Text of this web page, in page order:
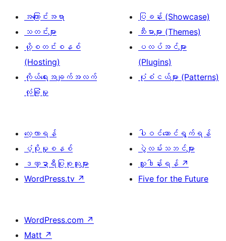
အကြောင်းအရာ
သတင်းများ
ဟို့စတင်းစနစ်
(Hosting)
ကိုယ်ရေးအချက်အလက်
လုံခြုံမှု
ပြခန်း (Showcase)
သီးမားများ (Themes)
ပလပ်အင်များ
(Plugins)
ပုံစံငယ်များ (Patterns)
လေ့လာရန်
ပံ့ပိုးမှုစနစ်
ဒဏ္ဍာရီပြုစုသူများ
WordPress.tv ↗
ပါဝင်ဆောင်ရွက်ရန်
ပွဲလမ်းသဘင်များ
လှူဒါန်းရန် ↗
Five for the Future
WordPress.com ↗
Matt ↗